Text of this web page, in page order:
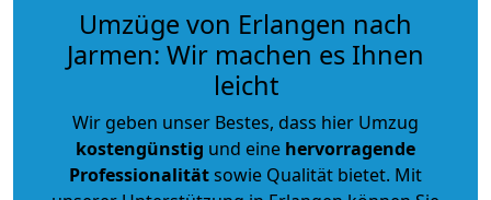
Umzüge von Erlangen nach
Jarmen: Wir machen es Ihnen
leicht
Wir geben unser Bestes, dass hier Umzug
kostengünstig und eine hervorragende
Professionalitätsowie Qualität bietet. Mit